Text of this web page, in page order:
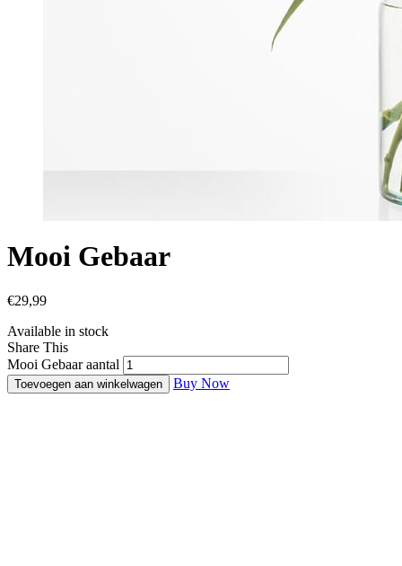
Mooi Gebaar
€29,99
Available in stock
Share This
Mooi Gebaar aantal
Toevoegen aan winkelwagen Buy Now